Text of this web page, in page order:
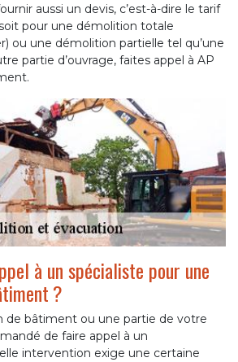
aussi un devis, c’est-à-dire le tarif
pour une démolition totale
ou une démolition partielle tel qu’une
partie d’ouvrage, faites appel à AP
à un spécialiste pour une
?
de bâtiment ou une partie de votre
de faire appel à un
intervention exige une certaine